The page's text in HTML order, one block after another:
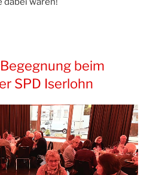
beim
SPD Iserlohn